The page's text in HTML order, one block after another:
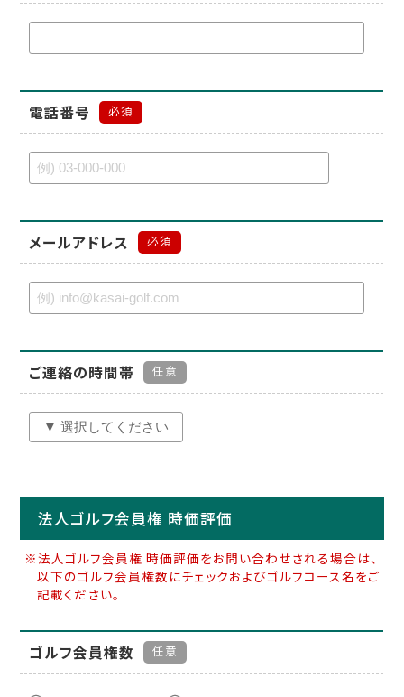
電話番号 必須
メールアドレス 必須
ご連絡の時間帯 任意
法人ゴルフ会員権 時価評価
※法人ゴルフ会員権 時価評価をお問い合わせされる場合は、
以下のゴルフ会員権数にチェックおよびゴルフコース名をご
記載ください。
ゴルフ会員権数 任意